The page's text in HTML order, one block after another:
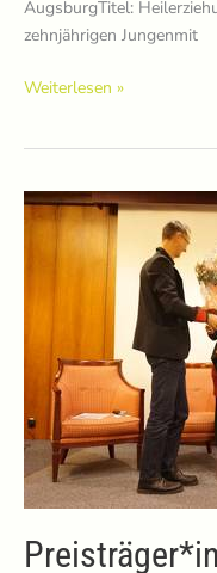
AugsburgTitel:
zehnjährigen Jungenmit
Preisträger*innen
Weiterlesen »